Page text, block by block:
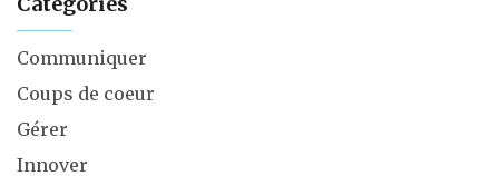
Communiquer
Coups de coeur
Gérer
Innover